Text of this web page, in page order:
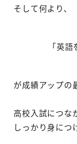
そして何より、
「英
が成績アップの
高校入試につな
しっかり身につ